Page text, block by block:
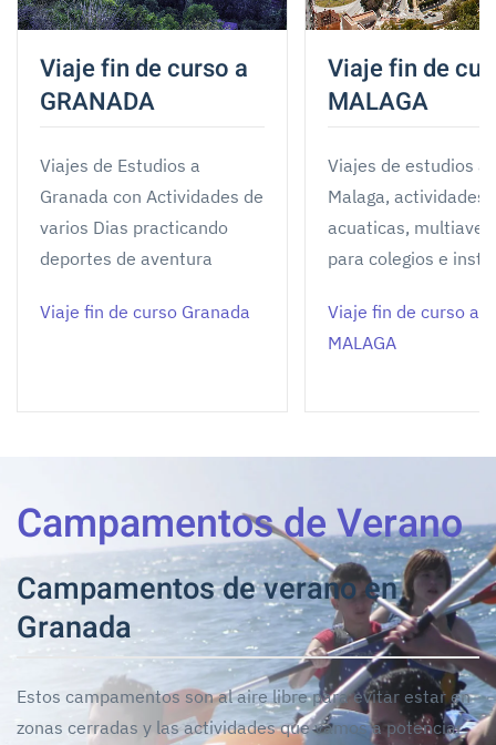
Viaje fin de curso a
GRANADA
Viajes de Estudios a
Granada con Actividades de
varios Dias practicando
deportes de aventura
Viaje fin de curso Granada
Viaje fin de
MALAGA
Viajes de estudios a
Malaga, actividades
acuaticas,
para colegios e
Viaje fin de curso a
MALAGA
Campamentos de Verano
Campamentos de verano en
Granada
Estos campamentos son al aire libre para evitar estar en
zonas cerradas y las actividades que vamos a potenciar